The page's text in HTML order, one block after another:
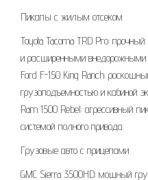
Пикапы с жилым отсеком
Toyota Tacoma TRD Pro:
и расширенными внедорожными
Ford F-150 King Ranch:
грузоподъемностью и кабиной
Ram 1500 Rebel: агрессивный
системой полного привода.
Грузовые авто с прицепами
GMC Sierra 3500HD: мощный